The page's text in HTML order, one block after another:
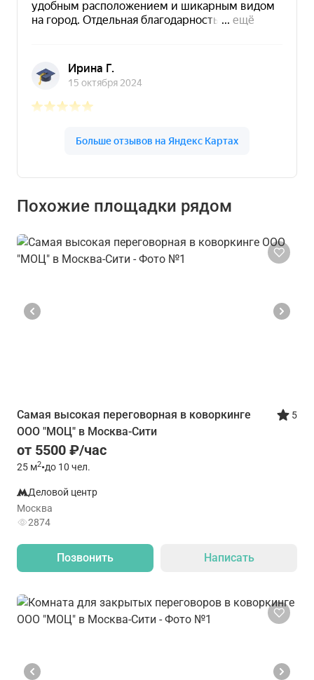
Похожие площадки рядом
Самая высокая переговорная в коворкинге
ООО "МОЦ" в Москва-Сити
от 5500 ₽/час
25 м2•до 10 чел.
5
Деловой центр
Москва
2874
Позвонить Написать